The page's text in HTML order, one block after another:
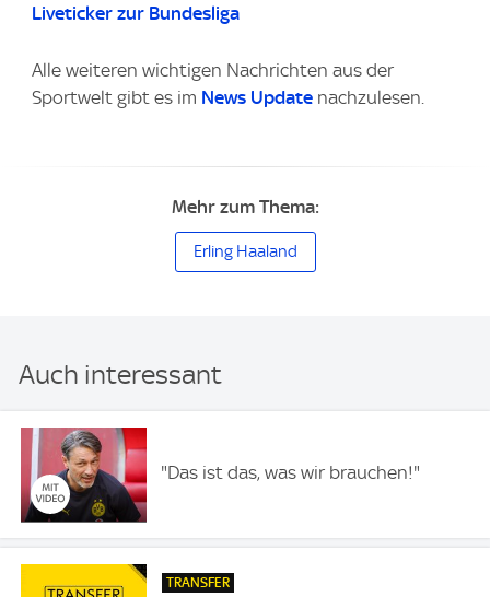
Liveticker zur Bundesliga
Alle weiteren wichtigen Nachrichten aus der
Sportwelt gibt es im News Update nachzulesen.
Mehr zum Thema:
Erling Haaland
Auch interessant
"Das ist das, was wir brauchen!"
TRANSFER